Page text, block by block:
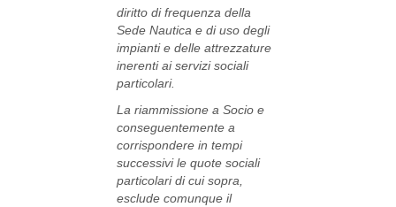
diritto di frequenza della
Sede Nautica e di uso degli
impianti e delle attrezzature
inerenti ai servizi sociali
particolari.
La riammissione a Socio e
conseguentemente a
corrispondere in tempi
successivi le quote sociali
particolari di cui sopra,
esclude comunque il